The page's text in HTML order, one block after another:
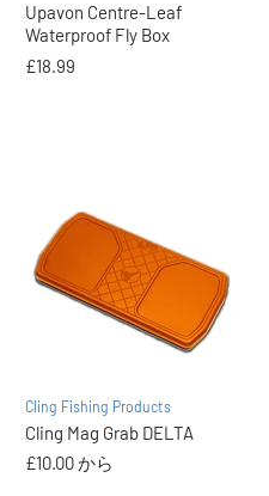
Upavon Centre-Leaf
Waterproof Fly Box
£18.99
Cling Fishing Products
Cling Mag Grab DELTA
£10.00から